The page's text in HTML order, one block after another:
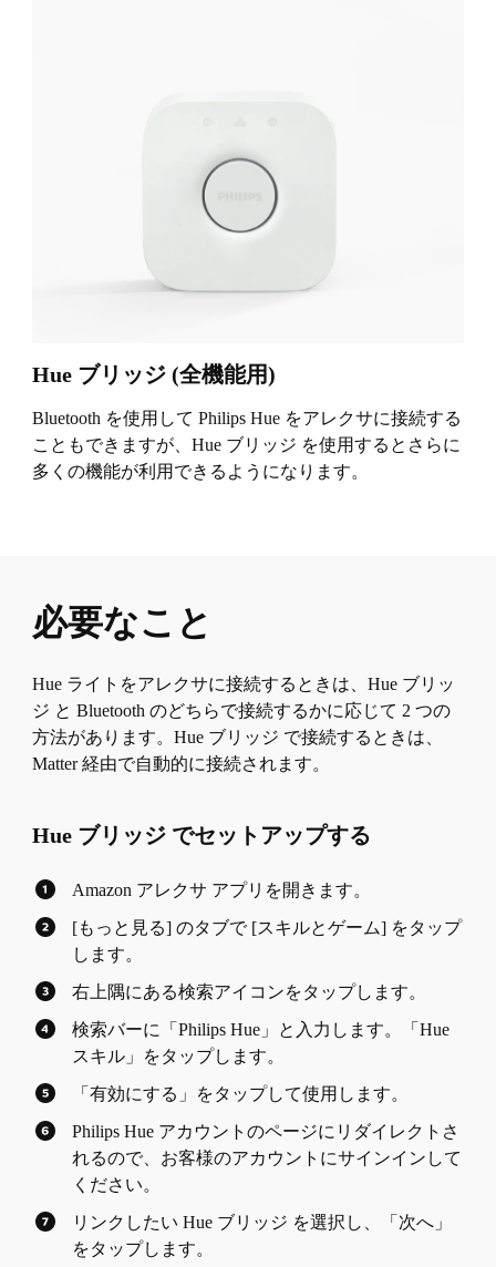
Hue ブリッジ (全機能用)
Bluetooth を使用して Philips Hue をアレクサに接続する
こともできますが、Hue ブリッジ を使用するとさらに
多くの機能が利用できるようになります。
必要なこと
Hue ライトをアレクサに接続するときは、Hue ブリッ
ジ と Bluetooth のどちらで接続するかに応じて 2 つの
方法があります。Hue ブリッジ で接続するときは、
Matter 経由で自動的に接続されます。
Hue ブリッジ でセットアップする
Amazon アレクサ アプリを開きます。
[もっと見る] のタブで [スキルとゲーム] をタップ
します。
右上隅にある検索アイコンをタップします。
検索バーに「Philips Hue」と入力します。「Hue
スキル」をタップします。
「有効にする」をタップして使用します。
Philips Hue アカウントのページにリダイレクトさ
れるので、お客様のアカウントにサインインして
ください。
リンクしたい Hue ブリッジ を選択し、「次へ」
をタップします。